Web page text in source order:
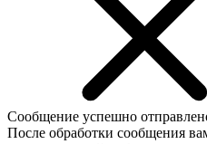
Сообщение успешно
После обработки сообщения